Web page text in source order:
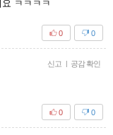
ㅋㅋㅋㅋ
0
0
신고 | 공감 확인
0
0